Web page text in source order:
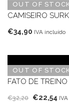
OUT OF
CAMISEIRO
€34,90 IVA incluído
OUT OF
FATO DE
€32,20 O
€22,54 O